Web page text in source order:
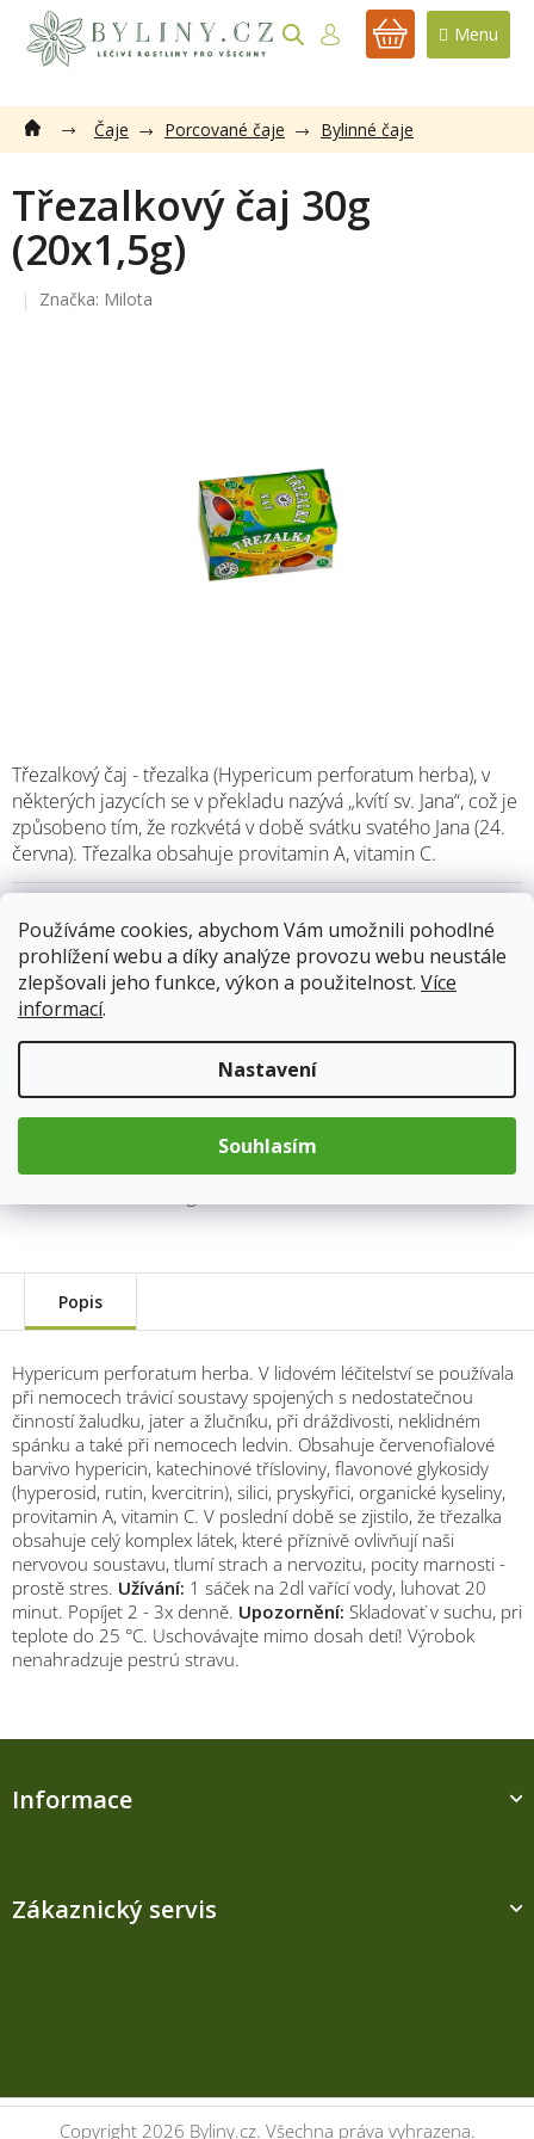
Používáme cookies, abychom Vám umožnili pohodlné
prohlížení webu a díky analýze provozu webu neustále
zlepšovali jeho funkce, výkon a použitelnost. Více
informací.
Nastavení
Souhlasím
obsah
NÁKUPNÍ
Čaje Porcované čaje Bylinné čaje
Třezalkový čaj 30g
(20x1,5g)
Značka: Milota
Skladem 11.8.2026
Třezalkový čaj - třezalka (Hypericum perforatum herba), v
některých jazycích se v překladu nazývá „kvítí sv. Jana“, což je
způsobeno tím, že rozkvétá v době svátku svatého Jana (24.
června). Třezalka obsahuje provitamin A, vitamin C.
Kategorie
39 Kč
cena:
Popis
Hypericum perforatum herba. V lidovém léčitelství se používala
při nemocech trávicí soustavy spojených s nedostatečnou
činností žaludku, jater a žlučníku, při dráždivosti, neklidném
spánku a také při nemocech ledvin. Obsahuje červenofialové
barvivo hypericin, katechinové třísloviny, flavonové glykosidy
(hyperosid, rutin, kvercitrin), silici, pryskyřici, organické kyseliny,
provitamin A, vitamin C. V poslední době se zjistilo, že třezalka
obsahuje celý komplex látek, které příznivě ovlivňují naši
nervovou soustavu, tlumí strach a nervozitu, pocity marnosti -
prostě stres. Užívání: 1 sáček na 2dl vařící vody, luhovat 20
minut. Popíjet 2 - 3x denně. Upozornění: Skladovať v suchu, pri
teplote do 25 °C. Uschovávajte mimo dosah detí! Výrobok
nenahradzuje pestrú stravu.
Informace
Zákaznický servis
Copyright 2026 Byliny.cz. Všechna práva vyhrazena.